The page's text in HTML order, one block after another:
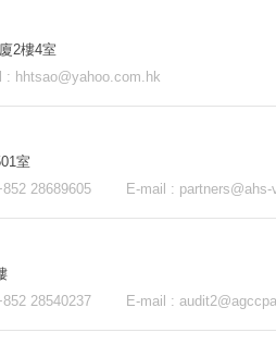
2樓4室
: hhtsao@yahoo.com.hk
室
28689605 E-mail :
28540237 E-mail :